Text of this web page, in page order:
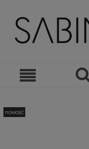
nowość